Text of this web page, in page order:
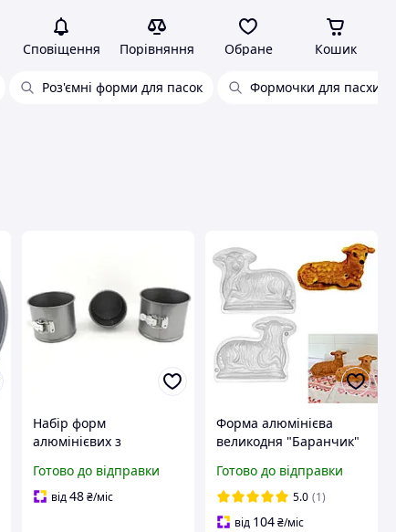
Сповіщення Порівняння Обране Кошик
Роз'ємні форми для пасок Формочки для пасхи
Набір форм
алюмінієвих з
покриттям для пасхи 3
шт. (12 х10 см,14 х12
Готово до відправки
від48 ₴/міс
Форма алюмінієва
великодня "Баранчик"
цільного кексу
баранчика 18х14.5х8
см
Готово до відправки
5.0 (1)
від 104₴/міс